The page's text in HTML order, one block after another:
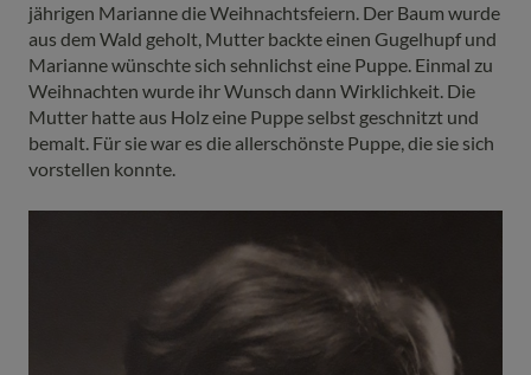
jährigen Marianne die Weihnachtsfeiern. Der Baum wurde
aus dem Wald geholt, Mutter backte einen Gugelhupf und
Marianne wünschte sich sehnlichst eine Puppe. Einmal zu
Weihnachten wurde ihr Wunsch dann Wirklichkeit. Die
Mutter hatte aus Holz eine Puppe selbst geschnitzt und
bemalt. Für sie war es die allerschönste Puppe, die sie sich
vorstellen konnte.